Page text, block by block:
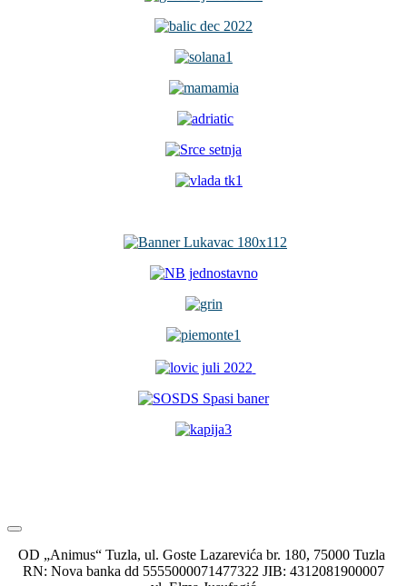
OD „Animus“ Tuzla, ul. Goste Lazarevića br. 180, 75000 Tuzla
RN: Nova banka dd 5555000071477322 JIB: 4312081900007